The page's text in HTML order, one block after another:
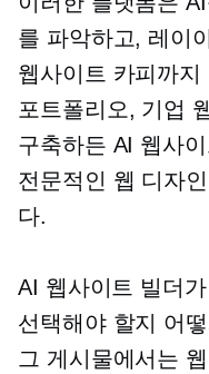
를 파악하고, 레이
웹사이트 카피까
포트폴리오, 기업
구축하든 AI 웹사
전문적인 웹 디자
다.
AI 웹사이트 빌더
선택해야 할지 어
그 게시물에서는